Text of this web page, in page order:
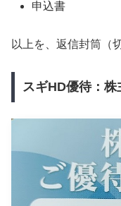
申込書
以上を、返信封筒（
スギHD優待：株